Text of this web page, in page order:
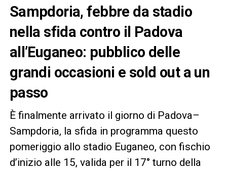
Sampdoria, febbre da stadio
nella sfida contro il Padova
all’Euganeo: pubblico delle
grandi occasioni e sold out a un
passo
È finalmente arrivato il giorno di Padova–
Sampdoria, la sfida in programma questo
pomeriggio allo stadio Euganeo, con fischio
d’inizio alle 15, valida per il 17° turno della